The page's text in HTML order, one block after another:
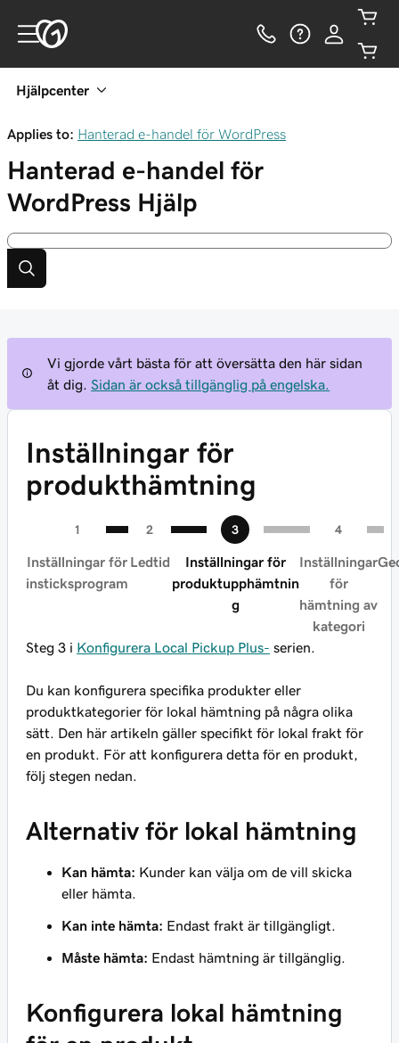
Hjälpcenter
Applies to: Hanterad e-handel för WordPress
Hanterad e-handel för
WordPress Hjälp
Vi gjorde vårt bästa för att översätta den här sidan
åt dig.
Sidan är också tillgänglig på engelska.
Inställningar för
produkthämtning
Inställningar för
insticksprogram
Ledtid
Inställningar för
produktupphämtnin
g
Inställningar
för
hämtning av
kategori
Steg 3 i Konfigurera Local Pickup Plus- serien.
Du kan konfigurera specifika produkter eller
produktkategorier för lokal hämtning på några olika
sätt. Den här artikeln gäller specifikt för lokal frakt för
en produkt. För att konfigurera detta för en produkt,
följ stegen nedan.
Alternativ för lokal hämtning
Kan hämta: Kunder kan välja om de vill skicka
eller hämta.
Kan inte hämta: Endast frakt är tillgängligt.
Måste hämta: Endast hämtning är tillgänglig.
Konfigurera lokal hämtning